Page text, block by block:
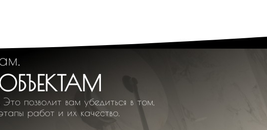
позволит вам убедиться в том,
работ и их качество.